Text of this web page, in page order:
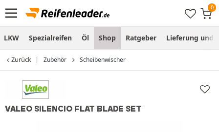
LKW Spezialreifen Öl Shop Ratgeber Lieferung und
Zurück Zubehör Scheibenwischer
VALEO SILENCIO FLAT BLADE SET